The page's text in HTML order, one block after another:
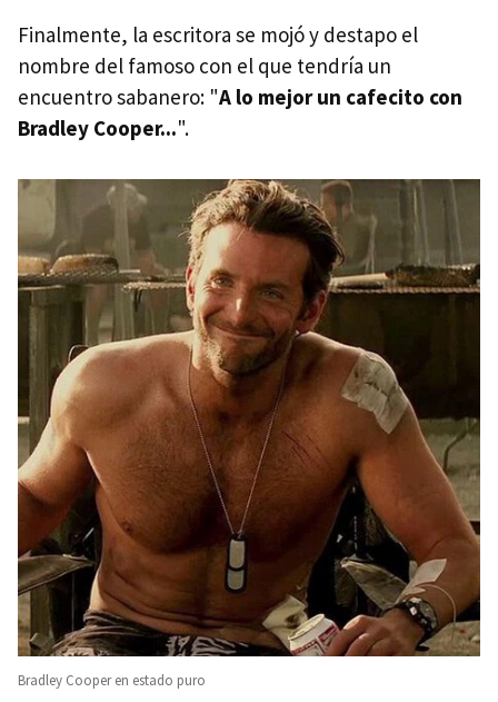
Finalmente, la escritora se mojó y destapo el
nombre del famoso con el que tendría un
encuentro sabanero: "A lo mejor un cafecito con
Bradley Cooper...".
Bradley Cooper en estado puro